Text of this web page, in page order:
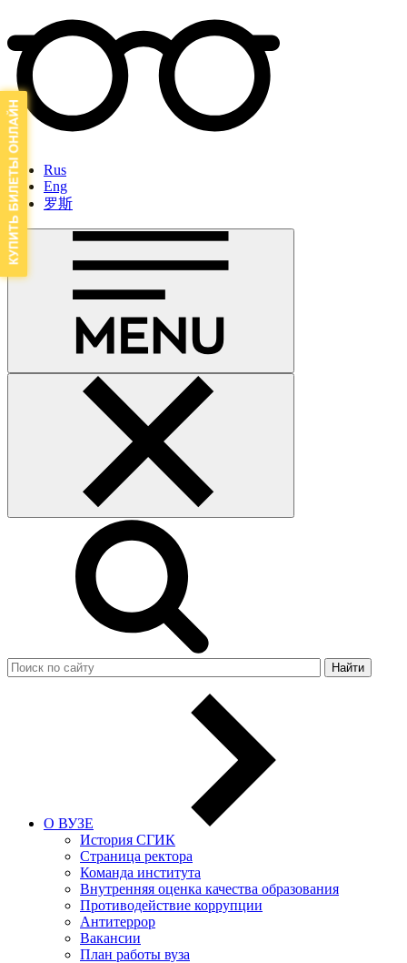
Rus
Eng
罗斯
Найти
О ВУЗЕ
История СГИК
Страница ректора
Команда института
Внутренняя оценка качества образования
Противодействие коррупции
Антитеррор
Вакансии
План работы вуза